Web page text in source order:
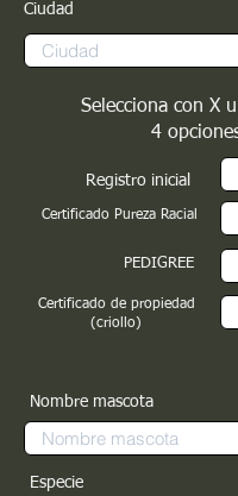
Ciudad
Registro inicial
Certificado Pureza Racial
PEDIGREE
Selecciona con X
4
Certificado de propiedad
(criollo)
Nombre mascota
Especie